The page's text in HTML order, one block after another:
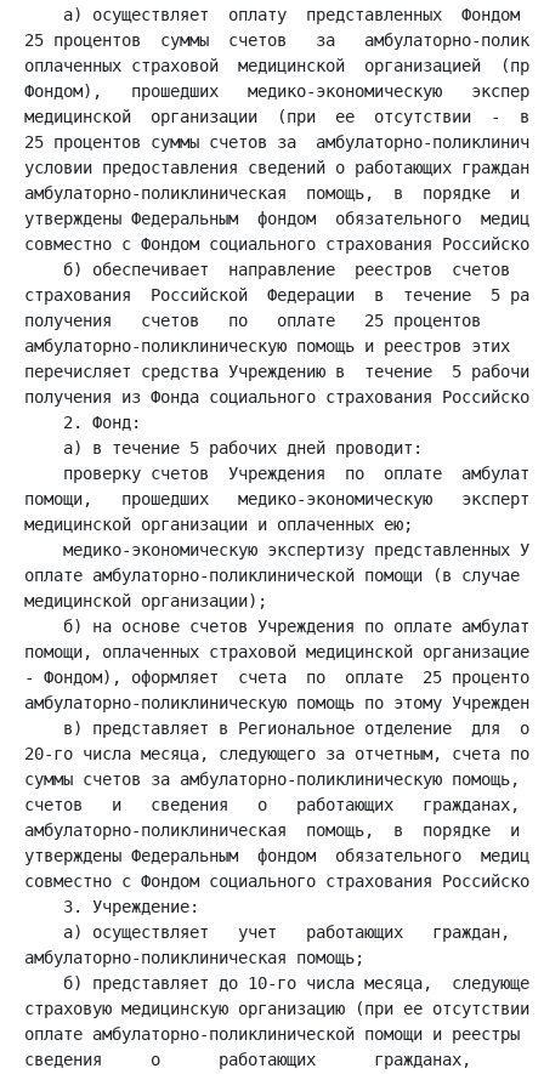
а) осуществляет  оплату  представленных  Фондом
25 процентов  суммы  счетов   за   амбулаторно-
оплаченных страховой  медицинской  организацией
Фондом),   прошедших   медико-экономическую
медицинской  организации  (при  ее  отсутствии  -
25 процентов суммы счетов за  амбулаторно-
условии предоставления сведений о работающих
амбулаторно-поликлиническая  помощь,  в  порядке  и
утверждены Федеральным  фондом  обязательного
совместно с Фондом социального страхования
б) обеспечивает  направление  реестров  счетов
страхования  Российской  Федерации  в  течение  5
получения   счетов   по   оплате   25 процентов
амбулаторно-поликлиническую помощь и реестров этих
перечисляет средства Учреждению в  течение  5
получения из Фонда социального страхования
     2. Фонд:
     а) в течение 5 рабочих дней проводит:
проверку счетов  Учреждения  по  оплате
помощи,   прошедших   медико-экономическую
медицинской организации и оплаченных ею;
медико-экономическую экспертизу представленных
оплате амбулаторно-поликлинической помощи (в случае
медицинской организации);
б) на основе счетов Учреждения по оплате
помощи, оплаченных страховой медицинской
- Фондом), оформляет  счета  по  оплате  25
амбулаторно-поликлиническую помощь по этому
в) представляет в Региональное отделение  для
20-го числа месяца, следующего за отчетным, счета по
суммы счетов за амбулаторно-поликлиническую помощь,
счетов   и   сведения   о   работающих   гражданах,
амбулаторно-поликлиническая  помощь,  в  порядке  и
утверждены Федеральным  фондом  обязательного
совместно с Фондом социального страхования
     3. Учреждение:
а) осуществляет   учет   работающих   граждан,
амбулаторно-поликлиническая помощь;
б) представляет до 10-го числа месяца,
страховую медицинскую организацию (при ее
оплате амбулаторно-поликлинической помощи и реестры
сведения     о      работающих      гражданах,